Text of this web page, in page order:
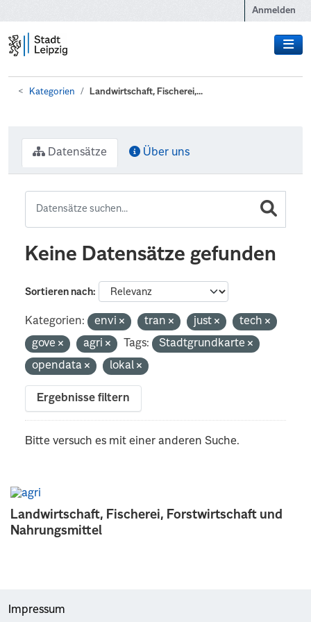
Anmelden
Kategorien Landwirtschaft, Fischerei,...
Landwirtschaft, Fischerei, Forstwirtschaft und
Nahrungsmittel
Datensätze Über uns
Keine Datensätze gefunden
Sortieren nach
Kategorien: envi tran just
tech
gove
agri Tags:
Stadtgrundkarte
opendata
lokal
Ergebnisse filtern
Bitte versuch es mit einer anderen Suche.
Impressum